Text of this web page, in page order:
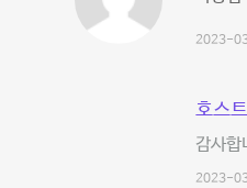
2023-
호스
감사
2023-